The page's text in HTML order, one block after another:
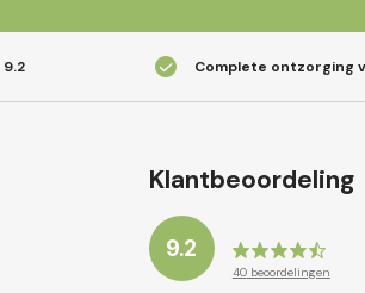
9.2 Complete ontzorging
Klantbeoordeling
9.2
40beoordelingen